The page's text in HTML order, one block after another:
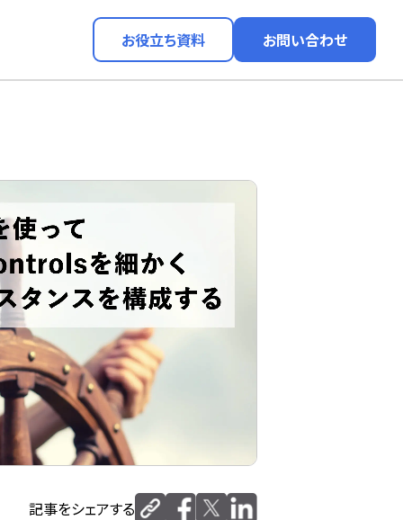
お役立ち資料 お問い合わせ
記事をシェアする